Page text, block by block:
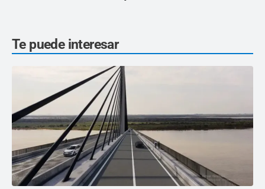
Te puede interesar